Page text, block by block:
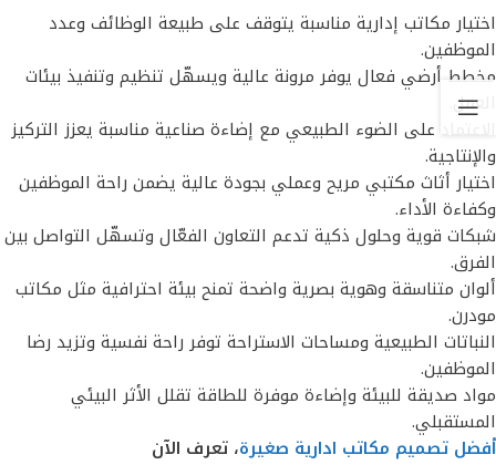
اختيار مكاتب إدارية مناسبة يتوقف على طبيعة الوظائف وعدد
الموظفين.
مخطط أرضي فعال يوفر مرونة عالية ويسهّل تنظيم وتنفيذ بيئات
العمل.
الاعتماد على الضوء الطبيعي مع إضاءة صناعية مناسبة يعزز التركيز
والإنتاجية.
اختيار أثاث مكتبي مريح وعملي بجودة عالية يضمن راحة الموظفين
وكفاءة الأداء.
شبكات قوية وحلول ذكية تدعم التعاون الفعّال وتسهّل التواصل بين
الفرق.
ألوان متناسقة وهوية بصرية واضحة تمنح بيئة احترافية مثل مكاتب
مودرن.
النباتات الطبيعية ومساحات الاستراحة توفر راحة نفسية وتزيد رضا
الموظفين.
مواد صديقة للبيئة وإضاءة موفرة للطاقة تقلل الأثر البيئي
المستقبلي.
أفضل تصميم مكاتب ادارية صغيرة، تعرف الآن